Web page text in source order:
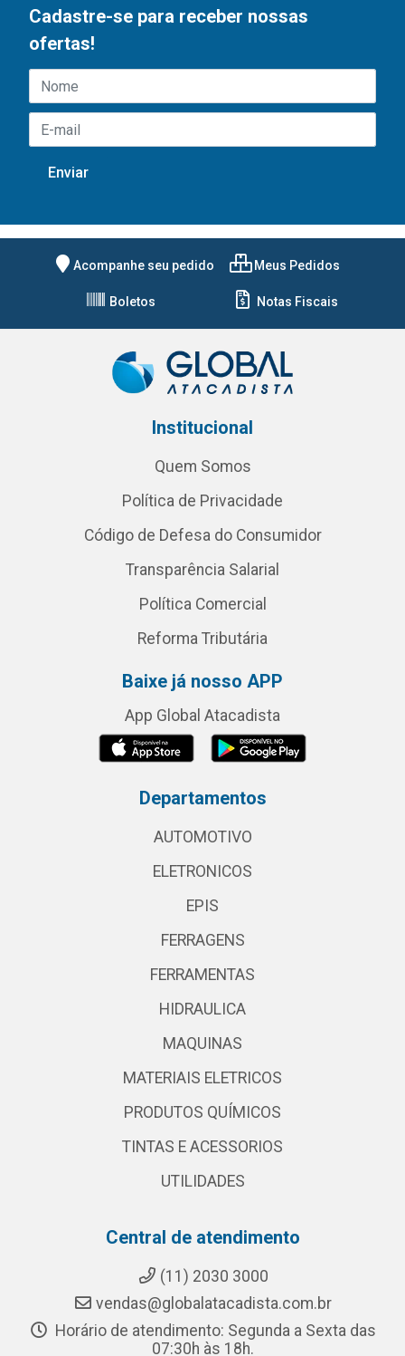
Cadastre-se para receber nossas
ofertas!
Acompanhe seu pedido Meus Pedidos
Boletos Notas Fiscais
Institucional
Quem Somos
Política de Privacidade
Código de Defesa do Consumidor
Transparência Salarial
Política Comercial
Reforma Tributária
Baixe já nosso APP
App Global Atacadista
Departamentos
AUTOMOTIVO
ELETRONICOS
EPIS
FERRAGENS
FERRAMENTAS
HIDRAULICA
MAQUINAS
MATERIAIS ELETRICOS
PRODUTOS QUÍMICOS
TINTAS E ACESSORIOS
UTILIDADES
Central de atendimento
(11) 2030 3000
vendas@globalatacadista.com.br
Horário de atendimento: Segunda a Sexta das
07:30h às 18h.